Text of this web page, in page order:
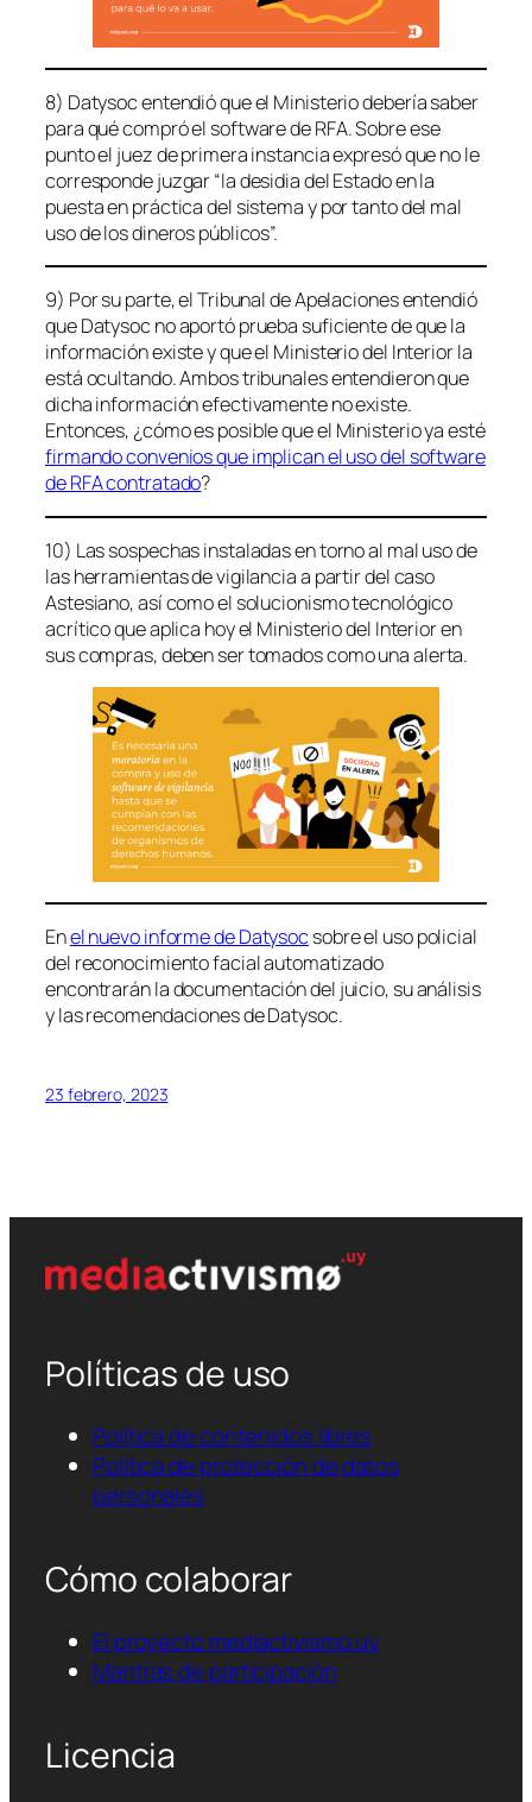
8) Datysoc entendió que el Ministerio debería saber
para qué compró el software de RFA. Sobre ese
punto el juez de primera instancia expresó que no le
corresponde juzgar “la desidia del Estado en la
puesta en práctica del sistema y por tanto del mal
uso de los dineros públicos”.
9) Por su parte, el Tribunal de Apelaciones entendió
que Datysoc no aportó prueba suficiente de que la
información existe y que el Ministerio del Interior la
está ocultando. Ambos tribunales entendieron que
dicha información efectivamente no existe.
Entonces, ¿cómo es posible que el Ministerio ya esté
firmando convenios que implican el uso del software
de RFA contratado?
10) Las sospechas instaladas en torno al mal uso de
las herramientas de vigilancia a partir del caso
Astesiano, así como el solucionismo tecnológico
acrítico que aplica hoy el Ministerio del Interior en
sus compras, deben ser tomados como una alerta.
Enel nuevo informe de Datysoc sobre el uso policial
del reconocimiento facial automatizado
encontrarán la documentación del juicio, su análisis
y las recomendaciones de Datysoc.
23 febrero, 2023
Políticas de uso
Política de contenidos libres
Política de protección de datos
personales
Cómo colaborar
El proyecto mediactivismo.uy
Mantras de participación
Licencia